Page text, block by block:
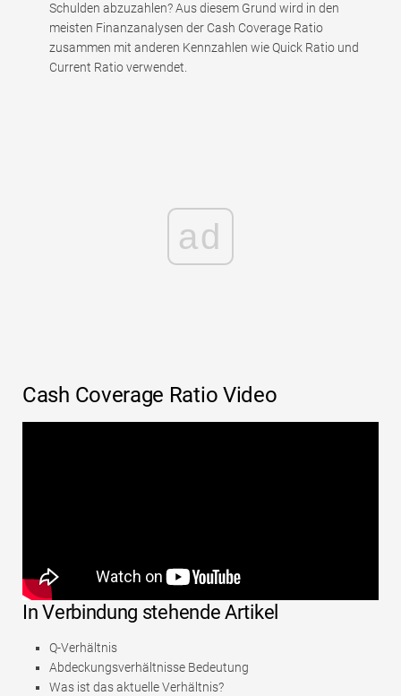
Schulden abzuzahlen? Aus diesem Grund wird in den
meisten Finanzanalysen der Cash Coverage Ratio
zusammen mit anderen Kennzahlen wie Quick Ratio und
Current Ratio verwendet.
ad
Cash Coverage Ratio Video
In Verbindung stehende Artikel
Q-Verhältnis
Abdeckungsverhältnisse Bedeutung
Was ist das aktuelle Verhältnis?